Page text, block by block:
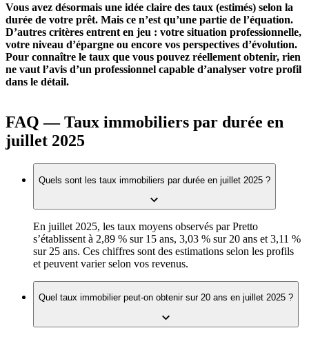
Vous avez désormais une idée claire des taux (estimés) selon la
durée de votre prêt. Mais ce n’est qu’une partie de l’équation.
D’autres critères entrent en jeu : votre situation professionnelle,
votre niveau d’épargne ou encore vos perspectives d’évolution.
Pour connaître le taux que vous pouvez réellement obtenir, rien
ne vaut l’avis d’un professionnel capable d’analyser votre profil
dans le détail.
FAQ — Taux immobiliers par durée en
juillet 2025
Quels sont les taux immobiliers par durée en juillet 2025 ?
En juillet 2025, les taux moyens observés par Pretto
s’établissent à 2,89 % sur 15 ans, 3,03 % sur 20 ans et 3,11 %
sur 25 ans. Ces chiffres sont des estimations selon les profils
et peuvent varier selon vos revenus.
Quel taux immobilier peut-on obtenir sur 20 ans en juillet 2025 ?